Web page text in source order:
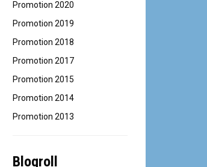
Promotion 2020
Promotion 2019
Promotion 2018
Promotion 2017
Promotion 2015
Promotion 2014
Promotion 2013
Blogroll